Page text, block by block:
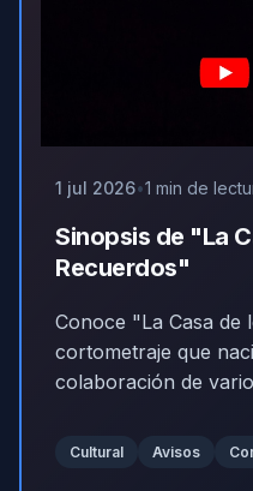
1 jul 2026 1 min de
Sinopsis de "La
Recuerdos"
Conoce "La Casa de
cortometraje que
colaboración de
Cultural Avisos